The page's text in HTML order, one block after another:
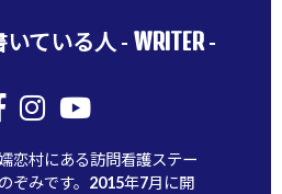
いている人 - WRITER-
恋村にある訪問看護ステー
ぞみです。2015年7月に開